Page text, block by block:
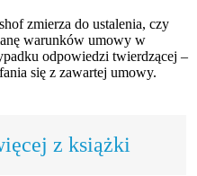
zmierza do ustalenia, czy
warunków umowy w
odpowiedzi twierdzącej –
się z zawartej umowy.
z książki